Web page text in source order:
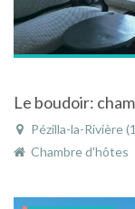
Le boudoir:
Pézilla-la-Rivière (13
Chambre d'hôtes